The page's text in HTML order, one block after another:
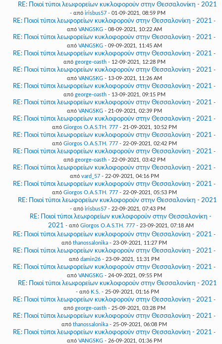
RE: Ποιοί τύποι λεωφορείων κυκλοφορούν στην Θεσσαλονίκη - 2021
- από irisbus57- 01-09-2021, 08:59 PM
RE: Ποιοί τύποι λεωφορείων κυκλοφορούν στην Θεσσαλονίκη - 2021 -
από VANGSKG- 08-09-2021, 10:22 AM
RE: Ποιοί τύποι λεωφορείων κυκλοφορούν στην Θεσσαλονίκη - 2021 -
από VANGSKG- 09-09-2021, 11:45 AM
RE: Ποιοί τύποι λεωφορείων κυκλοφορούν στην Θεσσαλονίκη - 2021 -
από george-oasth- 12-09-2021, 12:28 PM
RE: Ποιοί τύποι λεωφορείων κυκλοφορούν στην Θεσσαλονίκη - 2021 -
από VANGSKG- 13-09-2021, 11:26 AM
RE: Ποιοί τύποι λεωφορείων κυκλοφορούν στην Θεσσαλονίκη - 2021 -
από george-oasth- 13-09-2021, 09:15 PM
RE: Ποιοί τύποι λεωφορείων κυκλοφορούν στην Θεσσαλονίκη - 2021 -
από VANGSKG- 21-09-2021, 02:39 PM
RE: Ποιοί τύποι λεωφορείων κυκλοφορούν στην Θεσσαλονίκη - 2021 -
από Giorgos O.A.S.TH. 777- 21-09-2021, 10:52 PM
RE: Ποιοί τύποι λεωφορείων κυκλοφορούν στην Θεσσαλονίκη - 2021 -
από Giorgos O.A.S.TH. 777- 22-09-2021, 02:42 PM
RE: Ποιοί τύποι λεωφορείων κυκλοφορούν στην Θεσσαλονίκη - 2021 -
από george-oasth- 22-09-2021, 03:42 PM
RE: Ποιοί τύποι λεωφορείων κυκλοφορούν στην Θεσσαλονίκη - 2021 -
από vard_57- 22-09-2021, 04:16 PM
RE: Ποιοί τύποι λεωφορείων κυκλοφορούν στην Θεσσαλονίκη - 2021 -
από Giorgos O.A.S.TH. 777- 22-09-2021, 05:53 PM
RE: Ποιοί τύποι λεωφορείων κυκλοφορούν στην Θεσσαλονίκη - 2021
- από irisbus57- 22-09-2021, 07:43 PM
RE: Ποιοί τύποι λεωφορείων κυκλοφορούν στην Θεσσαλονίκη -
2021 - από Giorgos O.A.S.TH. 777- 23-09-2021, 07:18 AM
RE: Ποιοί τύποι λεωφορείων κυκλοφορούν στην Θεσσαλονίκη - 2021 -
από thanossalonika - 23-09-2021, 11:27 PM
RE: Ποιοί τύποι λεωφορείων κυκλοφορούν στην Θεσσαλονίκη - 2021 -
από damin26 - 23-09-2021, 11:31 PM
RE: Ποιοί τύποι λεωφορείων κυκλοφορούν στην Θεσσαλονίκη - 2021 -
από VANGSKG- 24-09-2021, 09:55 PM
RE: Ποιοί τύποι λεωφορείων κυκλοφορούν στην Θεσσαλονίκη - 2021
- από K.S. - 25-09-2021, 01:16 PM
RE: Ποιοί τύποι λεωφορείων κυκλοφορούν στην Θεσσαλονίκη - 2021 -
από george-oasth- 25-09-2021, 03:28 PM
RE: Ποιοί τύποι λεωφορείων κυκλοφορούν στην Θεσσαλονίκη - 2021 -
από thanossalonika - 25-09-2021, 06:08 PM
RE: Ποιοί τύποι λεωφορείων κυκλοφορούν στην Θεσσαλονίκη - 2021 -
από VANGSKG- 26-09-2021, 01:36 PM